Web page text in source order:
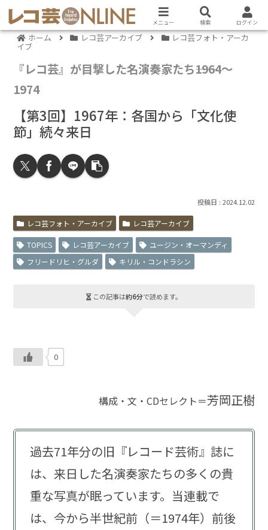
ホーム レコ芸アーカイブ レコ芸フォト・アーカ
イブ
『レコ芸』が目撃した名演奏家たち――1964～
1974
【第3回】1967年：各国から「文化使
節」続々来日
2024.12.02
レコ芸フォト・アーカイブ レコ芸アーカイブ
TOPICS レコ芸アーカイブ
ユージン・オーマンディ
フリードリヒ・グルダ
キリル・コンドラシン
この記事は約6分で読めます。
0
構成・文・CDセレクト＝芳岡正樹
過去71年分の旧『レコード芸術』誌に
は、来日した名演奏家たちの多くの貴
重な写真が眠っています。当連載で
は、今から半世紀前（＝1974年）前後
メニュー 検索 ログイン